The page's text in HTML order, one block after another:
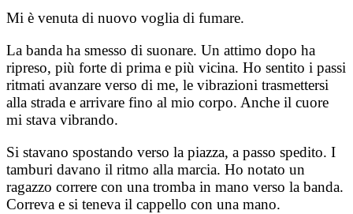
Mi è venuta di nuovo voglia di fumare.
La banda ha smesso di suonare. Un attimo dopo ha
ripreso, più forte di prima e più vicina. Ho sentito i passi
ritmati avanzare verso di me, le vibrazioni trasmettersi
alla strada e arrivare fino al mio corpo. Anche il cuore
mi stava vibrando.
Si stavano spostando verso la piazza, a passo spedito. I
tamburi davano il ritmo alla marcia. Ho notato un
ragazzo correre con una tromba in mano verso la banda.
Correva e si teneva il cappello con una mano.